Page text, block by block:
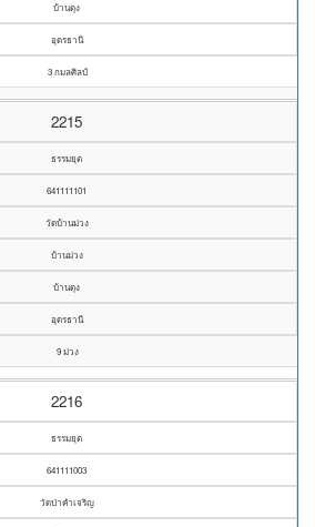
บ้านดุง
อุดรธานี
3 กมลศิลป์
2215
ธรรมยุต
641111101
วัดบ้านม่วง
บ้านม่วง
บ้านดุง
อุดรธานี
9 ม่วง
2216
ธรรมยุต
641111003
วัดป่าคำเจริญ